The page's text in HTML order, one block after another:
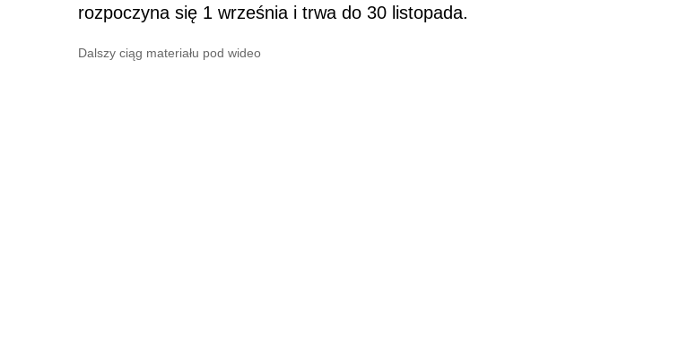
rozpoczyna się 1 września i trwa do 30 listopada.
Dalszy ciąg materiału pod wideo